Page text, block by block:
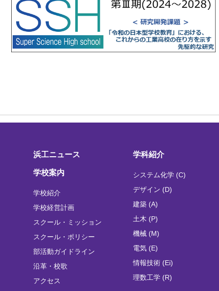
浜工ニュース
学校案内
学校紹介
学校経営計画
スクール・ミッション
スクール・ポリシー
部活動ガイドライン
沿革・校歌
アクセス
学科紹介
システム化学 (C)
デザイン (D)
建築 (A)
土木 (P)
機械 (M)
電気 (E)
情報技術 (Ei)
理数工学 (R)